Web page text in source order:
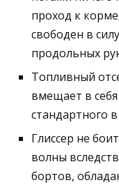
проход к
свободен в
продольных
Топливный
вмещает в
стандартного
Глиссер не
волны
бортов,